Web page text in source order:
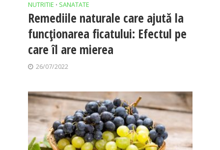
NUTRITIE • SANATATE
Remediile naturale care ajută la
funcționarea ficatului: Efectul pe
care îl are mierea
26/07/2022